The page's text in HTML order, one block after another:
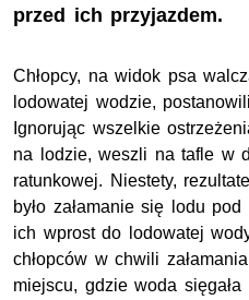
przed ich przyjazdem.
Chłopcy, na widok psa
lodowatej wodzie,
Ignorując wszelkie
na lodzie, weszli na tafle w
ratunkowej. Niestety,
było załamanie się lodu
ich wprost do lodowatej
chłopców w chwili
miejscu, gdzie woda